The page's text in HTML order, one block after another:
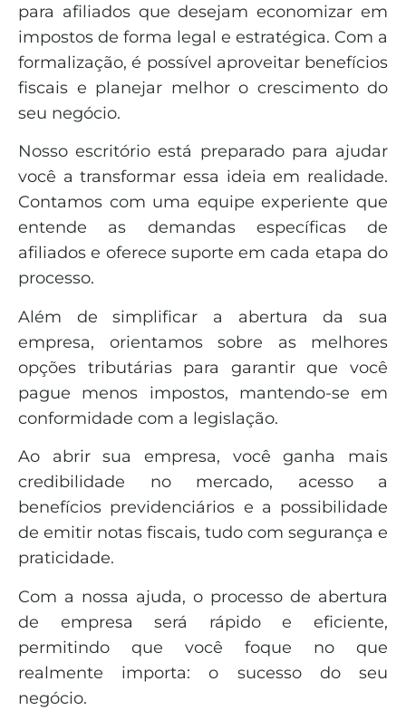
para afiliados que desejam economizar em
impostos de forma legal e estratégica. Com a
formalização, é possível aproveitar benefícios
fiscais e planejar melhor o crescimento do
seu negócio.
Nosso escritório está preparado para ajudar
você a transformar essa ideia em realidade.
Contamos com uma equipe experiente que
entende as demandas específicas de
afiliados e oferece suporte em cada etapa do
processo.
Além de simplificar a abertura da sua
empresa, orientamos sobre as melhores
opções tributárias para garantir que você
pague menos impostos, mantendo-se em
conformidade com a legislação.
Ao abrir sua empresa, você ganha mais
credibilidade no mercado, acesso a
benefícios previdenciários e a possibilidade
de emitir notas fiscais, tudo com segurança e
praticidade.
Com a nossa ajuda, o processo de abertura
de empresa será rápido e eficiente,
permitindo que você foque no que
realmente importa: o sucesso do seu
negócio.